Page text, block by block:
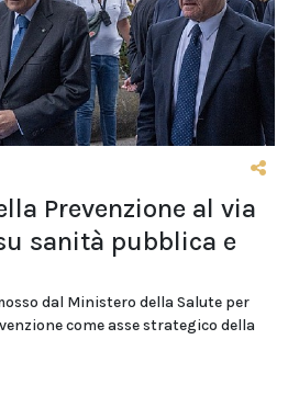
Prevenzione al via
sanità pubblica e
dal Ministero della Salute per
come asse strategico della